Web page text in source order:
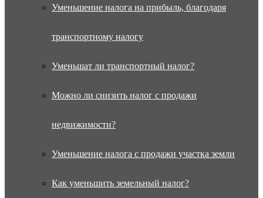
Уменьшение налога на прибыль, благодаря
транспортному налогу
Уменьшат ли транспортный налог?
Можно ли снизить налог с продажи
недвижимости?
Уменьшение налога с продажи участка земли
Как уменьшить земельный налог?